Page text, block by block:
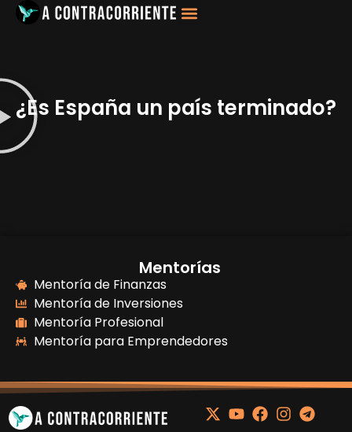
¿Es España un país terminado?
Mentorías
Mentoría de Finanzas
Mentoría de Inversiones
Mentoría Profesional
Mentoría para Emprendedores